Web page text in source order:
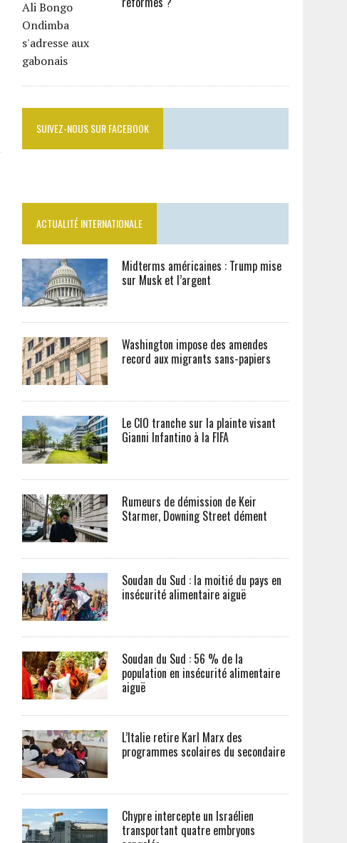
SUIVEZ-NOUS SUR FACEBOOK
ACTUALITÉ INTERNATIONALE
Midterms américaines : Trump mise
sur Musk et l’argent
Washington impose des amendes
record aux migrants sans-papiers
Le CIO tranche sur la plainte visant
Gianni Infantino à la FIFA
Rumeurs de démission de Keir
Starmer, Downing Street dément
Soudan du Sud : la moitié du pays en
insécurité alimentaire aiguë
Soudan du Sud : 56 % de la
population en insécurité alimentaire
aiguë
L’Italie retire Karl Marx des
programmes scolaires du secondaire
Chypre intercepte un Israélien
transportant quatre embryons